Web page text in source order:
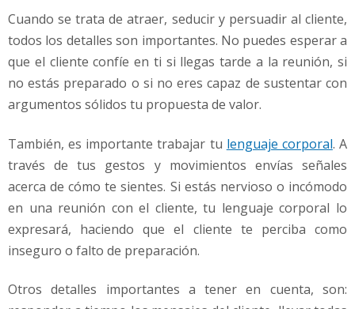
Cuando se trata de atraer, seducir y persuadir al cliente,
todos los detalles son importantes. No puedes esperar a
que el cliente confíe en ti si llegas tarde a la reunión, si
no estás preparado o si no eres capaz de sustentar con
argumentos sólidos tu propuesta de valor.
También, es importante trabajar tu lenguaje corporal. A
través de tus gestos y movimientos envías señales
acerca de cómo te sientes. Si estás nervioso o incómodo
en una reunión con el cliente, tu lenguaje corporal lo
expresará, haciendo que el cliente te perciba como
inseguro o falto de preparación.
Otros detalles importantes a tener en cuenta, son: